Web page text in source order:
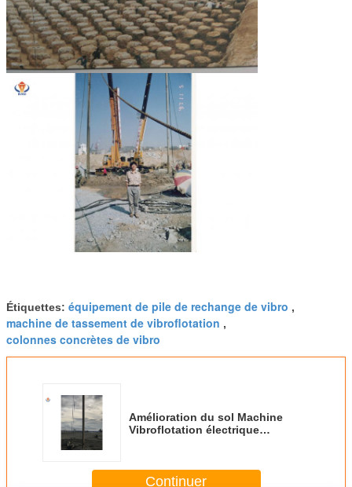
Étiquettes: équipement de pile de rechange de vibro ,
machine de tassement de vibroflotation ,
colonnes concrètes de vibro
Amélioration du sol Machine
Vibroflotation électrique
Continuer